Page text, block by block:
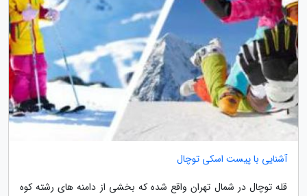
آشنایی با پیست اسکی توچال
قله توچال در شمال تهران واقع شده که بخشی از دامنه های رشته کوه